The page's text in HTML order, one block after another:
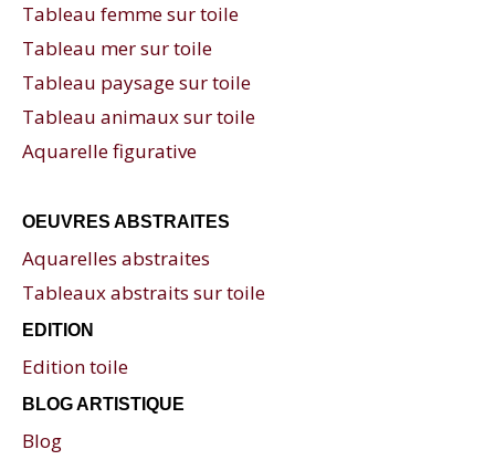
Tableau femme sur toile
Tableau mer sur toile
Tableau paysage sur toile
Tableau animaux sur toile
Aquarelle figurative
OEUVRES ABSTRAITES
Aquarelles abstraites
Tableaux abstraits sur toile
EDITION
Edition toile
BLOG ARTISTIQUE
Blog